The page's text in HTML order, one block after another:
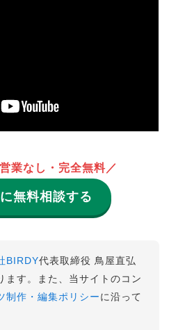
業なし・完全無料／
無料相談する
BIRDY代表取締役 鳥屋直弘
ます。また、当サイトのコン
制作・編集ポリシーに沿って